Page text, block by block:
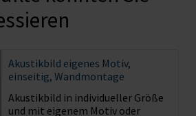
Akustikbild eigenes Motiv,
einseitig, Wandmontage
Akustikbild in individueller Größe
und mit eigenem Motiv oder